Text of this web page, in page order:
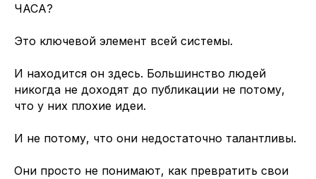
ЧАСА?
Это ключевой элемент всей системы.
И находится он здесь. Большинство людей
никогда не доходят до публикации не потому,
что у них плохие идеи.
И не потому, что они недостаточно талантливы.
Они просто не понимают, как превратить свои